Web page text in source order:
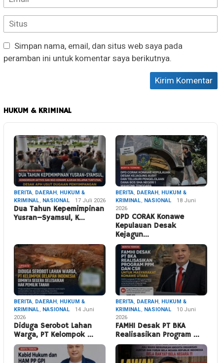
Simpan nama, email, dan situs web saya pada
peramban ini untuk komentar saya berikutnya.
HUKUM & KRIMINAL
BERITA, DAERAH, HUKUM &
KRIMINAL, NASIONAL 17 Juli 2026
Dua Tahun Kepemimpinan
Yusran–Syamsul, K…
BERITA, DAERAH, HUKUM &
KRIMINAL, NASIONAL
18 Juni
2026
DPD CORAK Konawe
Kepulauan Desak
Kejagun…
BERITA, DAERAH, HUKUM &
KRIMINAL, NASIONAL
14 Juni
2026
Diduga Serobot Lahan
Warga, PT Kelompok …
BERITA, DAERAH, HUKUM &
KRIMINAL, NASIONAL
10 Juni
2026
FAMHI Desak PT BKA
Realisasikan Program …